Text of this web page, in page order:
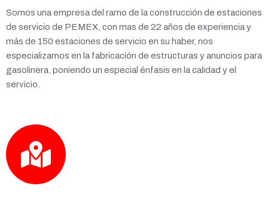
Somos una empresa del ramo de la construcción de estaciones
de servicio de PEMEX, con mas de 22 años de experiencia y
más de 150 estaciones de servicio en su haber, nos
especializamos en la fabricación de estructuras y anuncios para
gasolinera, poniendo un especial énfasis en la calidad y el
servicio.